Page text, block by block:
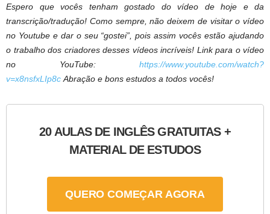
Espero que vocês tenham gostado do vídeo de hoje e da
transcrição/tradução! Como sempre, não deixem de visitar o vídeo
no Youtube e dar o seu “gostei”, pois assim vocês estão ajudando
o trabalho dos criadores desses vídeos incríveis! Link para o vídeo
no YouTube: https://www.youtube.com/watch?
v=x8nsfxLIp8c Abração e bons estudos a todos vocês!
20 AULAS DE INGLÊS GRATUITAS +
MATERIAL DE ESTUDOS
QUERO COMEÇAR AGORA